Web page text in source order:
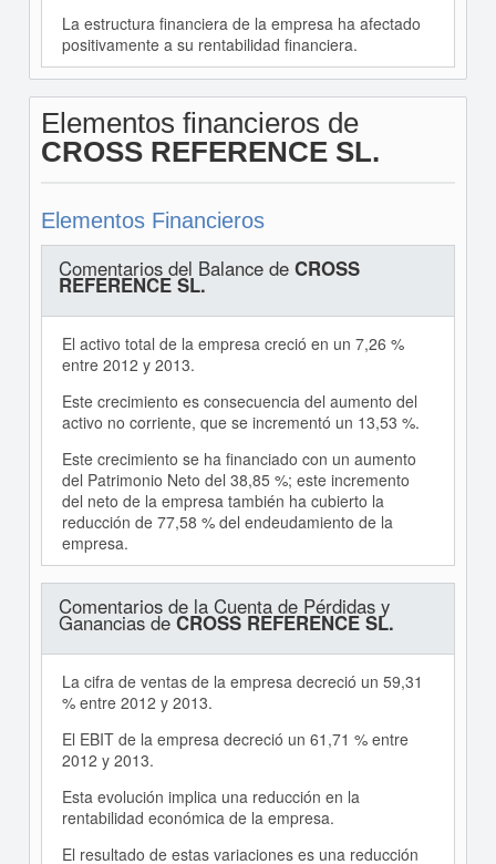
La estructura financiera de la empresa ha afectado
positivamente a su rentabilidad financiera.
Elementos financieros de
CROSS REFERENCE SL.
Elementos Financieros
Comentarios del Balance de CROSS
REFERENCE SL.
El activo total de la empresa creció en un 7,26 %
entre 2012 y 2013.
Este crecimiento es consecuencia del aumento del
activo no corriente, que se incrementó un 13,53 %.
Este crecimiento se ha financiado con un aumento
del Patrimonio Neto del 38,85 %; este incremento
del neto de la empresa también ha cubierto la
reducción de 77,58 % del endeudamiento de la
empresa.
Comentarios de la Cuenta de Pérdidas y
Ganancias deCROSS REFERENCE SL.
La cifra de ventas de la empresa decreció un 59,31
% entre 2012 y 2013.
El EBIT de la empresa decreció un 61,71 % entre
2012 y 2013.
Esta evolución implica una reducción en la
rentabilidad económica de la empresa.
El resultado de estas variaciones es una reducción